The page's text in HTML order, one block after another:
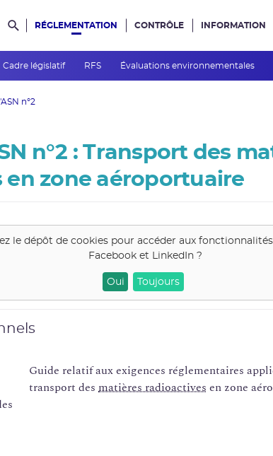
Rechercher dans le site
RÉGLEMENTATION
Cadre législatif RFS Évaluations environnementales
CONTRÔLE INFORMATION
n°2
n°2 : Transport des
en zone aéroportuaire
le dépôt de cookies pour accéder aux
Facebook et LinkedIn ?
Oui Toujours
Guide relatif aux exigences réglementaires
transport desmatières radioactives en zone